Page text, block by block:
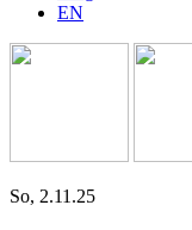
EN
So, 2.11.25